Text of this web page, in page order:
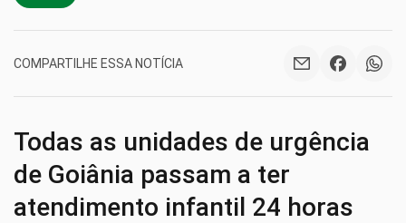
COMPARTILHE ESSA NOTÍCIA
Todas as unidades de urgência
de Goiânia passam a ter
atendimento infantil 24 horas